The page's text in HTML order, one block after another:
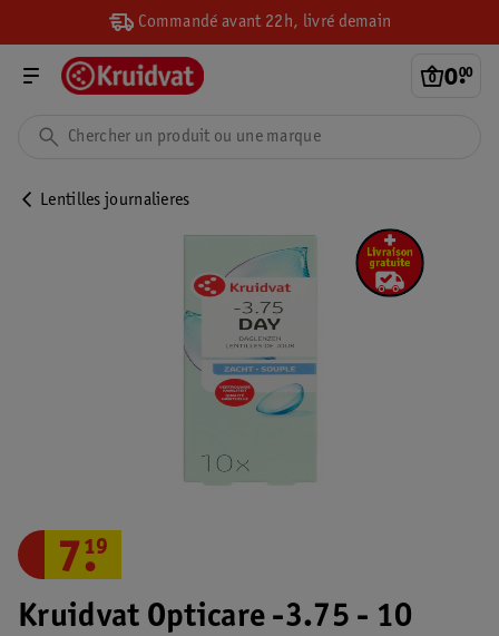
Commandé avant 22h, livré demain
0.
00
Lentilles journalieres
Kruidvat Opticare -3.75 - 10
7.
19